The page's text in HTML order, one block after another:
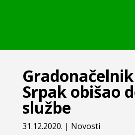
Srpak obišao
službe
31.12.2020. | Novosti